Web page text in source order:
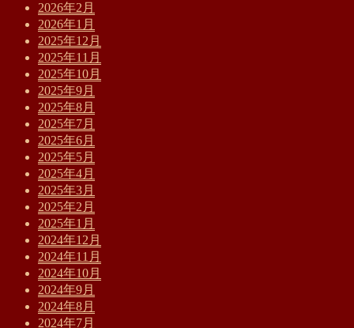
2026年2月
2026年1月
2025年12月
2025年11月
2025年10月
2025年9月
2025年8月
2025年7月
2025年6月
2025年5月
2025年4月
2025年3月
2025年2月
2025年1月
2024年12月
2024年11月
2024年10月
2024年9月
2024年8月
2024年7月